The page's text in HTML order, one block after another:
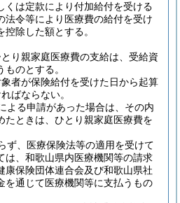
くは定款により付加給付を受ける
法令等により医療費の給付を受け
除した額とする。
り親家庭医療費の支給は、受給資
のとする。
者が保険給付を受けた日から起算
ばならない。
よる申請があった場合は、その内
たときは、ひとり親家庭医療費を
ず、医療保険法等の適用を受けて
は、和歌山県内医療機関等の請求
康保険団体連合会及び和歌山県社
を通じて医療機関等に支払うもの